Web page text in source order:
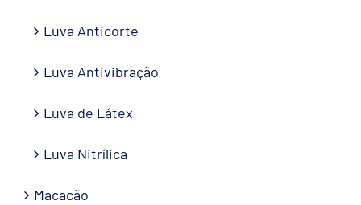
Luva Anticorte
Luva Antivibração
Luva de Látex
Luva Nitrílica
Macacão